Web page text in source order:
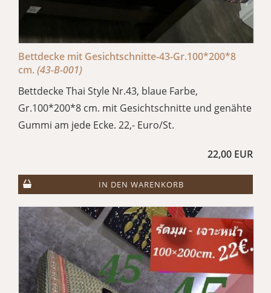
Bettdecke mit Gesichtschnitte-43-Gr.100*200*8
cm.(43-B-001)
Bettdecke Thai Style Nr.43, blaue Farbe,
Gr.100*200*8 cm. mit Gesichtschnitte und genähte
Gummi am jede Ecke. 22,- Euro/St.
22,00 EUR
IN DEN WARENKORB